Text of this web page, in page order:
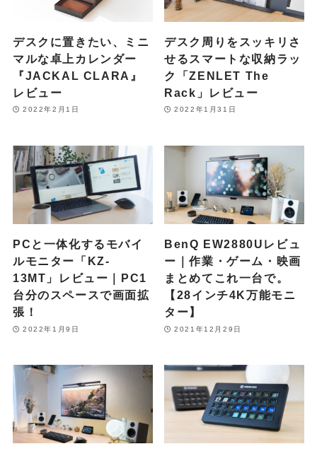
デスクに置きたい、ミニ
マルな卓上カレンダー
『JACKAL CLARA』
レビュー
2022年2月1日
デスク周りをスッキリさ
せるスマートな収納ラッ
ク「ZENLET The
Rack」レビュー
2022年1月31日
PCと一体化するモバイ
ルモニター「KZ-
13MT」レビュー｜PC1
台分のスペースで画面拡
張！
2022年1月9日
BenQ EW2880Uレビュ
ー｜作業・ゲーム・映画
まとめてこれ一台で。
【28インチ4K万能モニ
ター】
2021年12月29日